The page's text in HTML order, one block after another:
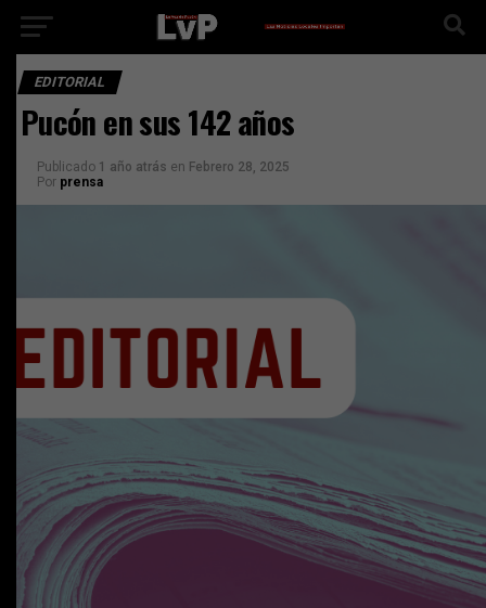
EDITORIAL
Pucón en sus 142 años
Publicado 1 año atrás en Febrero 28, 2025
Por prensa